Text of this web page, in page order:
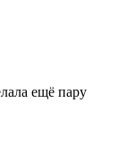
ещё пару